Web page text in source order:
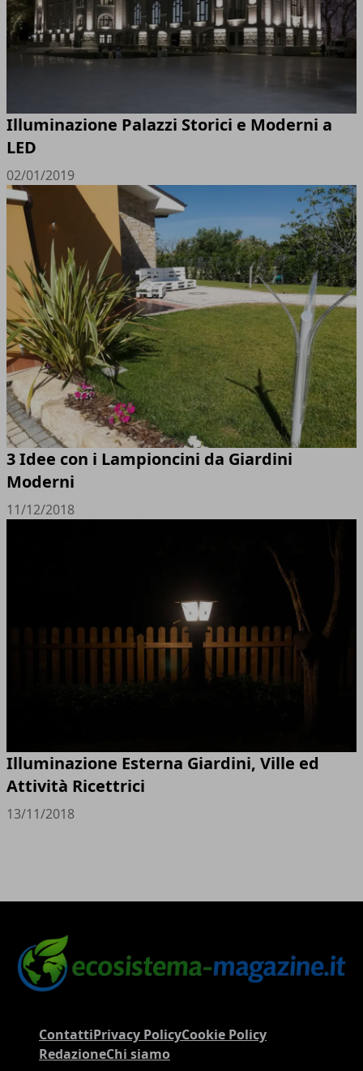
Illuminazione Palazzi Storici e Moderni a
LED
02/01/2019
3 Idee con i Lampioncini da Giardini
Moderni
11/12/2018
Illuminazione Esterna Giardini, Ville ed
Attività Ricettrici
13/11/2018
ContattiPrivacy PolicyCookie Policy
RedazioneChi siamo